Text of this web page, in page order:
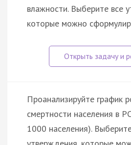
влажности. Выберите все
которые можно
Проанализируйте график
смертности населения в
1000 населения).